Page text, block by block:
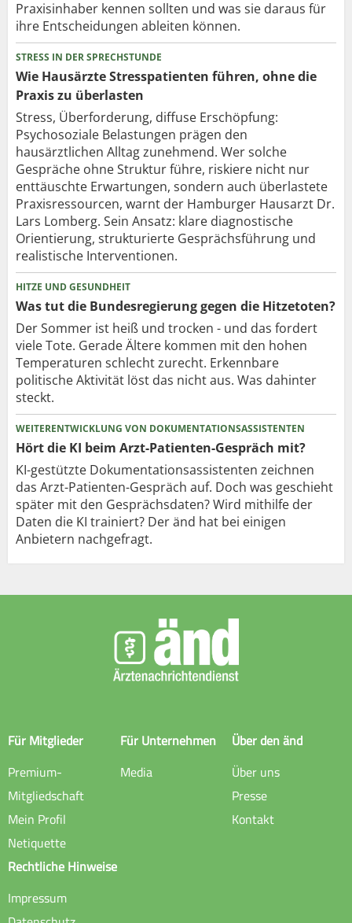
Praxisinhaber kennen sollten und was sie daraus für
ihre Entscheidungen ableiten können.
STRESS IN DER SPRECHSTUNDE
Wie Hausärzte Stresspatienten führen, ohne die
Praxis zu überlasten
Stress, Überforderung, diffuse Erschöpfung:
Psychosoziale Belastungen prägen den
hausärztlichen Alltag zunehmend. Wer solche
Gespräche ohne Struktur führe, riskiere nicht nur
enttäuschte Erwartungen, sondern auch überlastete
Praxisressourcen, warnt der Hamburger Hausarzt Dr.
Lars Lomberg. Sein Ansatz: klare diagnostische
Orientierung, strukturierte Gesprächsführung und
realistische Interventionen.
HITZE UND GESUNDHEIT
Was tut die Bundesregierung gegen die Hitzetoten?
Der Sommer ist heiß und trocken - und das fordert
viele Tote. Gerade Ältere kommen mit den hohen
Temperaturen schlecht zurecht. Erkennbare
politische Aktivität löst das nicht aus. Was dahinter
steckt.
WEITERENTWICKLUNG VON DOKUMENTATIONSASSISTENTEN
Hört die KI beim Arzt-Patienten-Gespräch mit?
KI-gestützte Dokumentationsassistenten zeichnen
das Arzt-Patienten-Gespräch auf. Doch was geschieht
später mit den Gesprächsdaten? Wird mithilfe der
Daten die KI trainiert? Der änd hat bei einigen
Anbietern nachgefragt.
Für Mitglieder
Premium-
Mitgliedschaft
Mein Profil
Netiquette
Für Unternehmen
Media
Über den änd
Über uns
Presse
Kontakt
Rechtliche Hinweise
Impressum